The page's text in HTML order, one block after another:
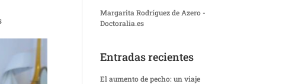
Margarita Rodríguez de Azero -
Doctoralia.es
Entradas recientes
El aumento de pecho: un viaje